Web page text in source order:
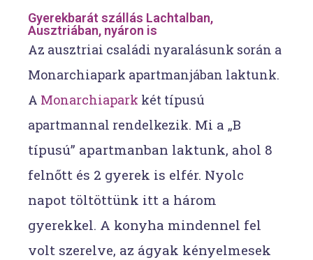
Gyerekbarát szállás Lachtalban,
Ausztriában, nyáron is
Az ausztriai családi nyaralásunk során a
Monarchiapark apartmanjában laktunk.
A Monarchiapark két típusú
apartmannal rendelkezik. Mi a „B
típusú” apartmanban laktunk, ahol 8
felnőtt és 2 gyerek is elfér. Nyolc
napot töltöttünk itt a három
gyerekkel. A konyha mindennel fel
volt szerelve, az ágyak kényelmesek